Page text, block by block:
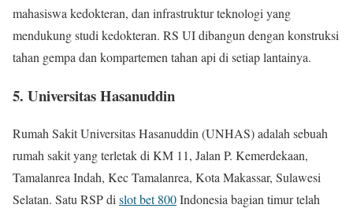
mahasiswa kedokteran, dan infrastruktur teknologi yang
mendukung studi kedokteran. RS UI dibangun dengan konstruksi
tahan gempa dan kompartemen tahan api di setiap lantainya.
5. Universitas Hasanuddin
Rumah Sakit Universitas Hasanuddin (UNHAS) adalah sebuah
rumah sakit yang terletak di KM 11, Jalan P. Kemerdekaan,
Tamalanrea Indah, Kec Tamalanrea, Kota Makassar, Sulawesi
Selatan. Satu RSP dislot bet 800Indonesia bagian timur telah